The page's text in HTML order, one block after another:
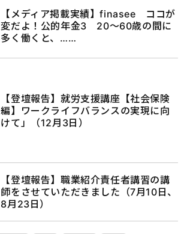
【メディア掲載実績】finasee ココが
変だよ！公的年金3 20～60歳の間に
多く働くと、……
【登壇報告】就労支援講座【社会保険
編】ワークライフバランスの実現に向
けて」（12月3日）
【登壇報告】職業紹介責任者講習の講
師をさせていただきました（7月10日、
8月23日）